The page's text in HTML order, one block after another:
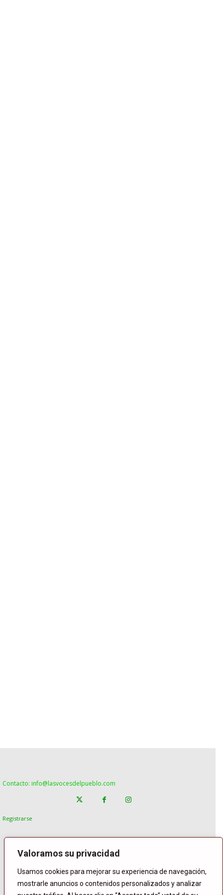
Valoramos su privacidad
Usamos cookies para mejorar su experiencia de navegación,
mostrarle anuncios o contenidos personalizados y analizar
Contacto: info@lasvocesdelpueblo.com
Registrarse